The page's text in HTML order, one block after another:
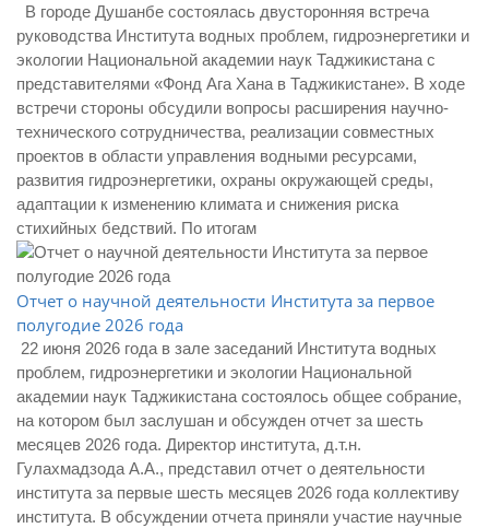
В городе Душанбе состоялась двусторонняя встреча
руководства Института водных проблем, гидроэнергетики и
экологии Национальной академии наук Таджикистана с
представителями «Фонд Ага Хана в Таджикистане». В ходе
встречи стороны обсудили вопросы расширения научно-
технического сотрудничества, реализации совместных
проектов в области управления водными ресурсами,
развития гидроэнергетики, охраны окружающей среды,
адаптации к изменению климата и снижения риска
стихийных бедствий. По итогам
Отчет о научной деятельности Института за первое
полугодие 2026 года
22 июня 2026 года в зале заседаний Института водных
проблем, гидроэнергетики и экологии Национальной
академии наук Таджикистана состоялось общее собрание,
на котором был заслушан и обсужден отчет за шесть
месяцев 2026 года. Директор института, д.т.н.
Гулахмадзода А.А., представил отчет о деятельности
института за первые шесть месяцев 2026 года коллективу
института. В обсуждении отчета приняли участие научные